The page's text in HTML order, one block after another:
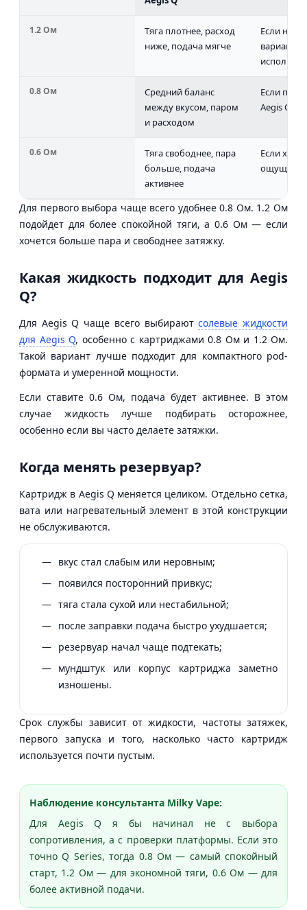
1.2 Ом
Тяга плотнее, расход
ниже, подача мягче
Если
вариант
0.8 Ом
Средний баланс
между вкусом, паром
и расходом
Если
Aegis Q
0.6 Ом
Тяга свободнее, пара
больше, подача
активнее
Если
ощущения
Для первого выбора чаще всего удобнее 0.8 Ом. 1.2 Ом
подойдет для более спокойной тяги, а 0.6 Ом — если
хочется больше пара и свободнее затяжку.
Какая жидкость подходит для Aegis
Q?
Для Aegis Q чаще всего выбираютсолевые жидкости
для Aegis Q, особенно с картриджами 0.8 Ом и 1.2 Ом.
Такой вариант лучше подходит для компактного pod-
формата и умеренной мощности.
Если ставите 0.6 Ом, подача будет активнее. В этом
случае жидкость лучше подбирать осторожнее,
особенно если вы часто делаете затяжки.
Когда менять резервуар?
Картридж в Aegis Q меняется целиком. Отдельно сетка,
вата или нагревательный элемент в этой конструкции
не обслуживаются.
вкус стал слабым или неровным;
появился посторонний привкус;
тяга стала сухой или нестабильной;
после заправки подача быстро ухудшается;
резервуар начал чаще подтекать;
мундштук или корпус картриджа заметно
изношены.
Срок службы зависит от жидкости, частоты затяжек,
первого запуска и того, насколько часто картридж
используется почти пустым.
Наблюдение консультанта Milky Vape:
Для Aegis Q я бы начинал не с выбора
сопротивления, а с проверки платформы. Если это
точно Q Series, тогда 0.8 Ом — самый спокойный
старт, 1.2 Ом — для экономной тяги, 0.6 Ом — для
более активной подачи.